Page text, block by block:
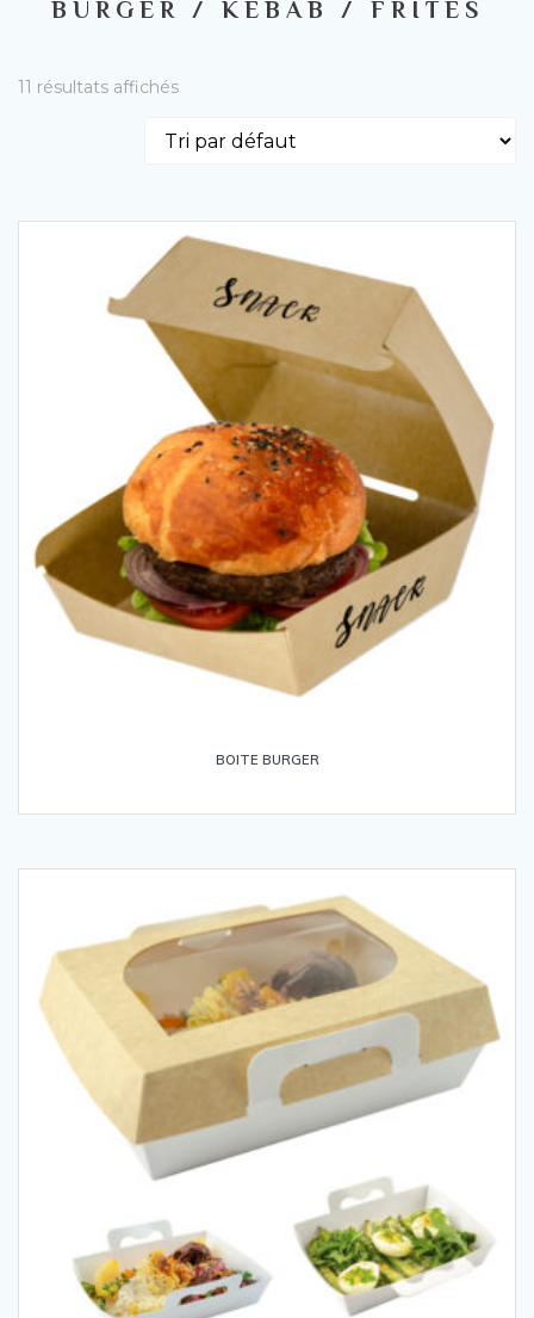
BURGER / KEBAB / FRITES
11 résultats affichés
BOITE BURGER